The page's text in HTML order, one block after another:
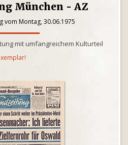
München - AZ
vom Montag, 30.06.1975
mit umfangreichem Kulturteil